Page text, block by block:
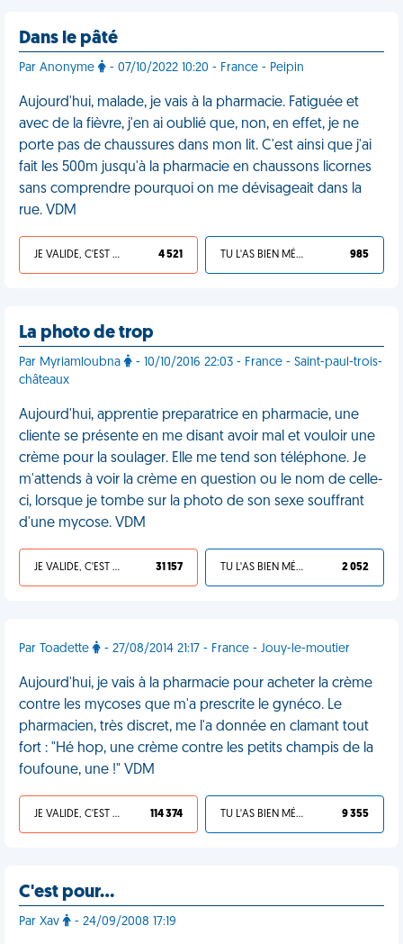
Dans le pâté
Par Anonyme - 07/10/2022 10:20 - France - Peipin
Aujourd'hui, malade, je vais à la pharmacie. Fatiguée et
avec de la fièvre, j'en ai oublié que, non, en effet, je ne
porte pas de chaussures dans mon lit. C'est ainsi que j'ai
fait les 500m jusqu'à la pharmacie en chaussons licornes
sans comprendre pourquoi on me dévisageait dans la
rue. VDM
JE VALIDE, C'EST UNE VDM 4 521 TU L'AS BIEN MÉRITÉ 985
La photo de trop
Par Myriamloubna
- 10/10/2016 22:03 - France - Saint-paul-trois-
châteaux
Aujourd'hui, apprentie preparatrice en pharmacie, une
cliente se présente en me disant avoir mal et vouloir une
crème pour la soulager. Elle me tend son téléphone. Je
m'attends à voir la crème en question ou le nom de celle-
ci, lorsque je tombe sur la photo de son sexe souffrant
d'une mycose. VDM
JE VALIDE, C'EST UNE VDM 31 157 TU L'AS BIEN MÉRITÉ 2 052
Par Toadette - 27/08/2014 21:17 - France - Jouy-le-moutier
Aujourd'hui, je vais à la pharmacie pour acheter la crème
contre les mycoses que m'a prescrite le gynéco. Le
pharmacien, très discret, me l'a donnée en clamant tout
fort : "Hé hop, une crème contre les petits champis de la
foufoune, une !" VDM
JE VALIDE, C'EST UNE VDM 114 374 TU L'AS BIEN MÉRITÉ 9 355
C'est pour…
Par Xav - 24/09/2008 17:19